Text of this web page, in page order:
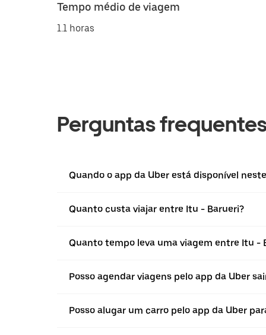
Tempo médio de viagem
1.1 horas
Perguntas
Quando o app da Uber está disponível
Quanto custa viajar entre Itu - Barueri?
Quanto tempo leva uma viagem entre Itu -
Posso agendar viagens pelo app da Uber
Posso alugar um carro pelo app da Uber